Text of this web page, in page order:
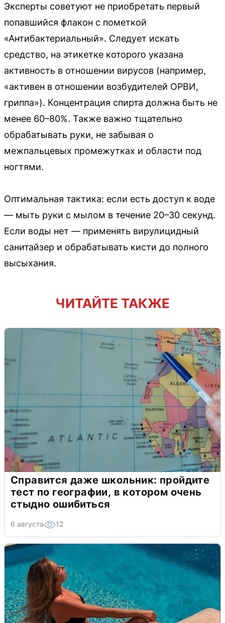
Эксперты советуют не приобретать первый
попавшийся флакон с пометкой
«Антибактериальный». Следует искать
средство, на этикетке которого указана
активность в отношении вирусов (например,
«активен в отношении возбудителей ОРВИ,
гриппа»). Концентрация спирта должна быть не
менее 60–80%. Также важно тщательно
обрабатывать руки, не забывая о
межпальцевых промежутках и области под
ногтями.
Оптимальная тактика: если есть доступ к воде
— мыть руки с мылом в течение 20–30 секунд.
Если воды нет — применять вирулицидный
санитайзер и обрабатывать кисти до полного
высыхания.
ЧИТАЙТЕ ТАКЖЕ
Справится даже школьник: пройдите
тест по географии, в котором очень
стыдно ошибиться
6 августа 12